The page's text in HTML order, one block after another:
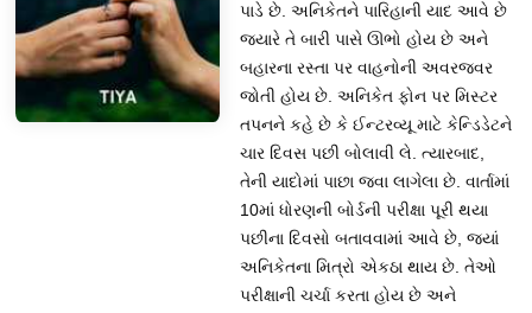
પાડે છે. અનિકેતને પારિહાની યાદ આવે છે
જ્યારે તે બારી પાસે ઊભો હોય છે અને
બહારના રસ્તા પર વાહનોની અવરજવર
જોતી હોય છે. અનિકેત ફોન પર મિસ્ટર
તપનને કહે છે કે ઈન્ટરવ્યૂ માટે કેન્ડિડેટને
ચાર દિવસ પછી બોલાવી લે. ત્યારબાદ,
તેની યાદોમાં પાછા જવા લાગેલા છે. વાર્તામાં
10માં ધોરણની બોર્ડની પરીક્ષા પૂરી થયા
પછીના દિવસો બતાવવામાં આવે છે, જ્યાં
અનિકેતના મિત્રો એકઠા થાય છે. તેઓ
પરીક્ષાની ચર્ચા કરતા હોય છે અને